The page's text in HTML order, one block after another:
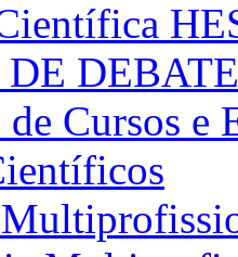
Cursos e